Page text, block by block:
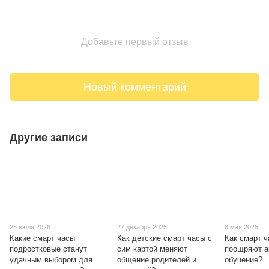
Добавьте первый отзыв
Новый комментарий
Другие записи
26 июля 2026
Какие смарт часы
подростковые станут
удачным выбором для
27 декабря 2025
Как детские смарт часы с
сим картой меняют
общение родителей и
8 мая 2025
Как смарт
поощряют
обучение?